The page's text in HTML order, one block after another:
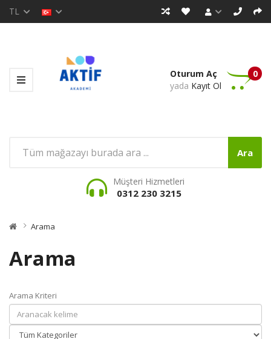
TL
Oturum Aç
yada Kayıt Ol
0
Ara
Müşteri Hizmetleri
0312 230 3215
Arama
Arama
Arama Kriteri